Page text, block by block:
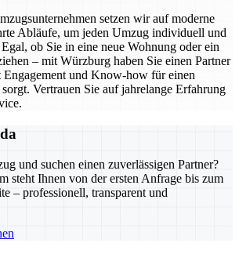
setzen wir auf moderne
Abläufe, um jeden Umzug individuell und
ob Sie in eine neue Wohnung oder ein
– mit Würzburg haben Sie einen Partner
Engagement und Know-how für einen
Vertrauen Sie auf jahrelange Erfahrung
und suchen einen zuverlässigen Partner?
steht Ihnen von der ersten Anfrage bis zum
– professionell, transparent und